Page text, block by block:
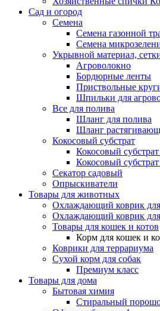
Сад и огород
Семена
Семена газонной
Семена
Укрывной материал,
Агроволокно
Бордюрные ленты
Приствольные
Шпильки для
Все для полива
Шланг для полива
Шланг
Кокосовый субстрат
Кокосовый
Кокосовый
Секатор садовый
Опрыскиватели
Товары для животных
Охлаждающий коврик
Охлаждающий коврик
Товары для кошек и котов
Корм для кошек и
Коврики для террариума
Сухой корм для собак
Премиум класс
Товары для дома
Бытовая химия
Стиральный